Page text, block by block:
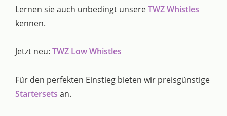
Lernen sie auch unbedingt unsereTWZ Whistles
kennen.
Jetzt neu: TWZ Low Whistles
Für den perfekten Einstieg bieten wir preisgünstige
Startersets an.